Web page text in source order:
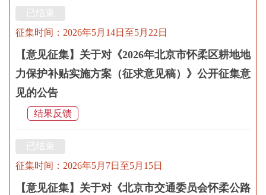
已结束
征集时间：2026年5月14日至5月22日
【意见征集】关于对《2026年北京市怀柔区耕地地
力保护补贴实施方案（征求意见稿）》公开征集意
见的公告
结果反馈
已结束
征集时间：2026年5月7日至5月15日
【意见征集】关于对《北京市交通委员会怀柔公路